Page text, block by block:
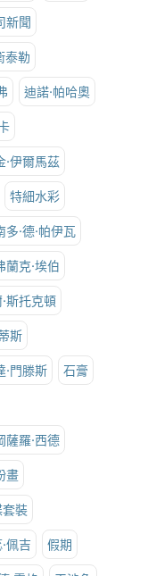
新聞
泰勒
迪諾·帕哈奧
·伊爾馬茲
特細水彩
多·德·帕伊瓦
蘭克·埃伯
斯托克頓
斯
·門滕斯 石膏
薩羅·西德
畫
裝
佩吉 假期